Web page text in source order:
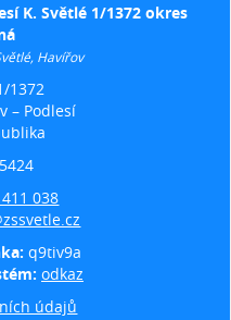
K. Světlé 1/1372 okres
Havířov
1372
– Podlesí
038
q9tiv9a
odkaz
údajů